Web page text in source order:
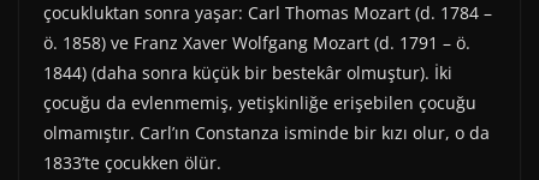
çocukluktan sonra yaşar: Carl Thomas Mozart (d. 1784 –
ö. 1858) ve Franz Xaver Wolfgang Mozart (d. 1791 – ö.
1844) (daha sonra küçük bir bestekâr olmuştur). İki
çocuğu da evlenmemiş, yetişkinliğe erişebilen çocuğu
olmamıştır. Carl’ın Constanza isminde bir kızı olur, o da
1833’te çocukken ölür.